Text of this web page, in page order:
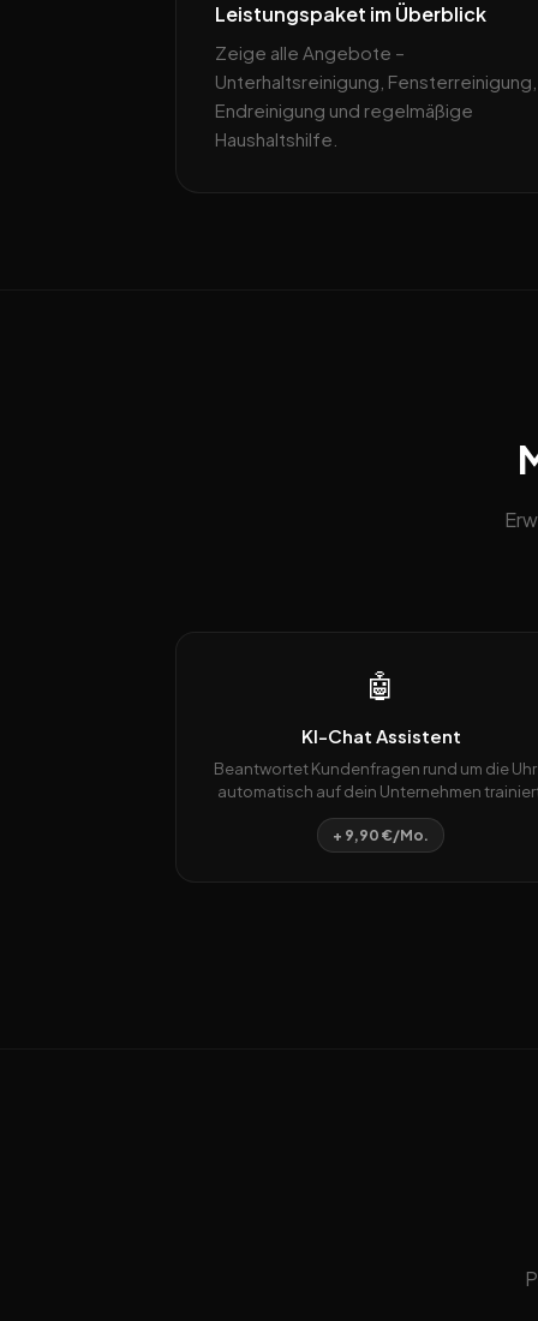
Leistungspaket im Überblick
Zeige alle Angebote –
Unterhaltsreinigung, Fensterreinigung,
Endreinigung und regelmäßige
Haushaltshilfe.
🤖
KI-Chat Assistent
Beantwortet Kundenfragen rund um die Uhr
automatisch auf dein Unternehmen
+ 9,90 €/Mo.